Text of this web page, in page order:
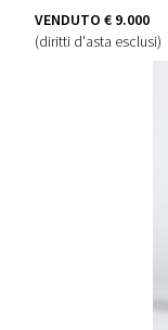
VENDUTO € 9.000
(diritti d'asta esclusi)